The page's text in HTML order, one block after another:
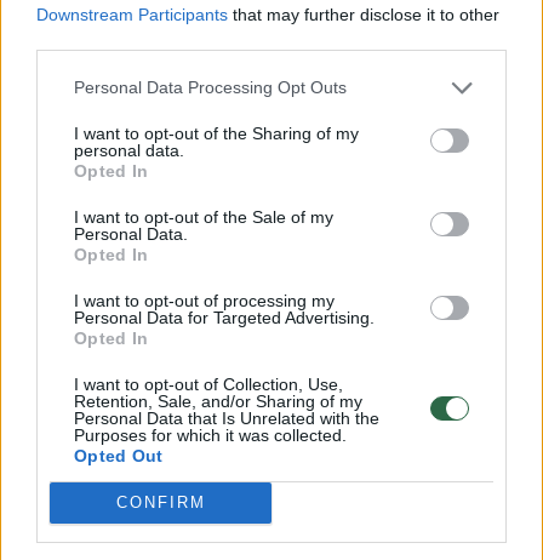
Downstream Participants that may further disclose it to other
Personal Data Processing Opt Outs
I want to opt-out of the Sharing of my
personal data.
Opted In
I want to opt-out of the Sale of my
Personal Data.
Opted In
I want to opt-out of processing my
Personal Data for Targeted Advertising.
Opted In
I want to opt-out of Collection, Use,
Retention, Sale, and/or Sharing of my
Personal Data that Is Unrelated with the
Purposes for which it was collected.
Opted Out
CONFIRM
Žvilgsnis į priekį: pirmadienį emociškai kiek
įtemptas metas, bet puikus imtis svarbių
darbų, palankus ir piniginių, turto reikalų
tvarkymui; palankūs raudoni tonai.
Norite skaityti toliau?
prenumeratoriumi
Vos nuo 1 Eur / mėn.